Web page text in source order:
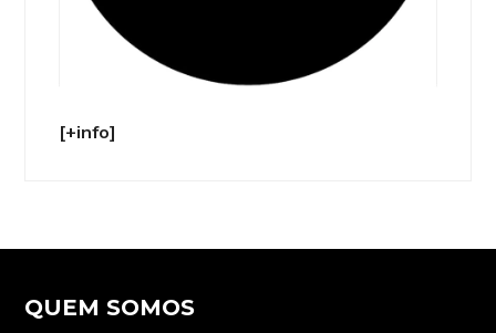
[+info]
QUEM SOMOS